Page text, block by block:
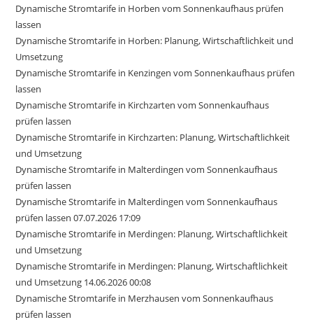
Dynamische Stromtarife in Horben vom Sonnenkaufhaus prüfen
lassen
Dynamische Stromtarife in Horben: Planung, Wirtschaftlichkeit und
Umsetzung
Dynamische Stromtarife in Kenzingen vom Sonnenkaufhaus prüfen
lassen
Dynamische Stromtarife in Kirchzarten vom Sonnenkaufhaus
prüfen lassen
Dynamische Stromtarife in Kirchzarten: Planung, Wirtschaftlichkeit
und Umsetzung
Dynamische Stromtarife in Malterdingen vom Sonnenkaufhaus
prüfen lassen
Dynamische Stromtarife in Malterdingen vom Sonnenkaufhaus
prüfen lassen 07.07.2026 17:09
Dynamische Stromtarife in Merdingen: Planung, Wirtschaftlichkeit
und Umsetzung
Dynamische Stromtarife in Merdingen: Planung, Wirtschaftlichkeit
und Umsetzung 14.06.2026 00:08
Dynamische Stromtarife in Merzhausen vom Sonnenkaufhaus
prüfen lassen